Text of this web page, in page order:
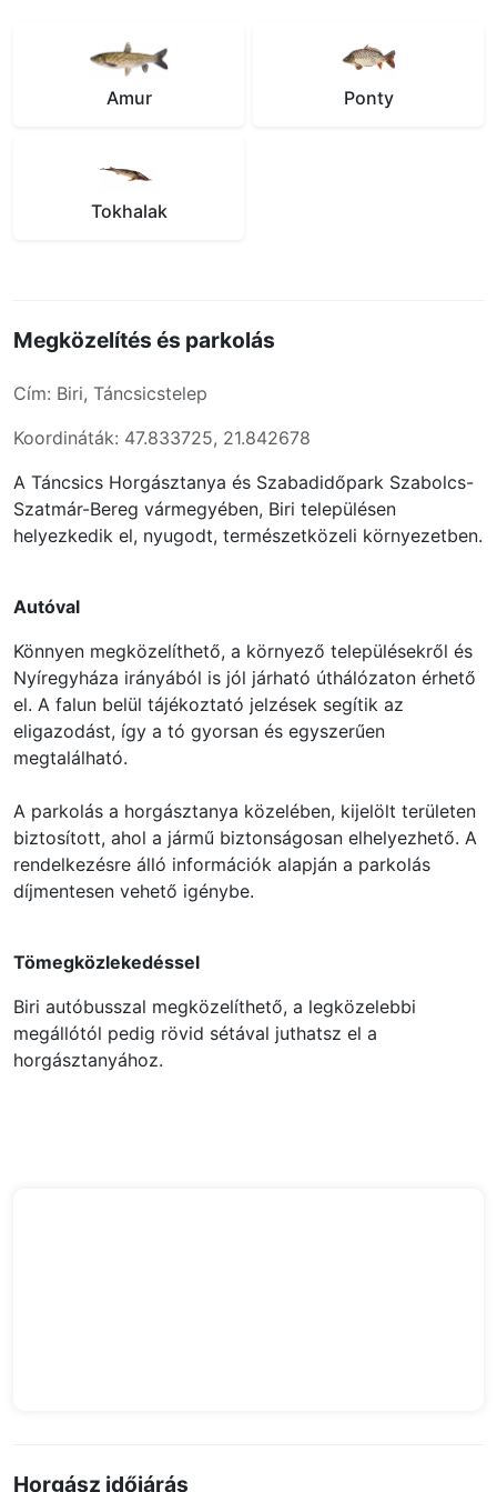
Amur Ponty
Tokhalak
Megközelítés és parkolás
Cím: Biri, Táncsicstelep
Koordináták: 47.833725, 21.842678
A Táncsics Horgásztanya és Szabadidőpark Szabolcs-
Szatmár-Bereg vármegyében, Biri településen
helyezkedik el, nyugodt, természetközeli környezetben.
Autóval
Könnyen megközelíthető, a környező településekről és
Nyíregyháza irányából is jól járható úthálózaton érhető
el. A falun belül tájékoztató jelzések segítik az
eligazodást, így a tó gyorsan és egyszerűen
megtalálható.
A parkolás a horgásztanya közelében, kijelölt területen
biztosított, ahol a jármű biztonságosan elhelyezhető. A
rendelkezésre álló információk alapján a parkolás
díjmentesen vehető igénybe.
Tömegközlekedéssel
Biri autóbusszal megközelíthető, a legközelebbi
megállótól pedig rövid sétával juthatsz el a
horgásztanyához.
Horgász időjárás